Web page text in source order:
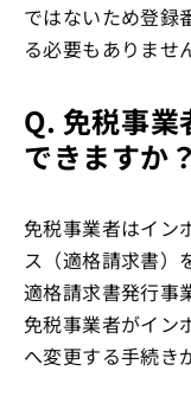
ではないため登録
る必要もありませ
Q. 免税事業
できますか？
免税事業者はイン
ス（適格請求書）
適格請求書発行事
免税事業者がイン
へ変更する手続き